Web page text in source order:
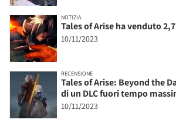
NOTIZIA
Tales of Arise ha venduto
10/11/2023
RECENSIONE
Tales of Arise: Beyond the
di un DLC fuori tempo
10/11/2023